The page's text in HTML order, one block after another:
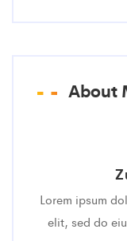
About
Lorem ipsum
elit, sed do